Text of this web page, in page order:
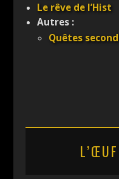
Le rêve de l’Hist
Autres :
Quêtes